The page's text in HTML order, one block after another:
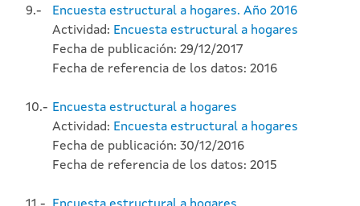
9.-
Encuesta estructural a hogares. Año 2016
Actividad: Encuesta estructural a hogares
Fecha de publicación: 29/12/2017
Fecha de referencia de los datos: 2016
10.- Encuesta estructural a hogares
Actividad: Encuesta estructural a hogares
Fecha de publicación: 30/12/2016
Fecha de referencia de los datos: 2015